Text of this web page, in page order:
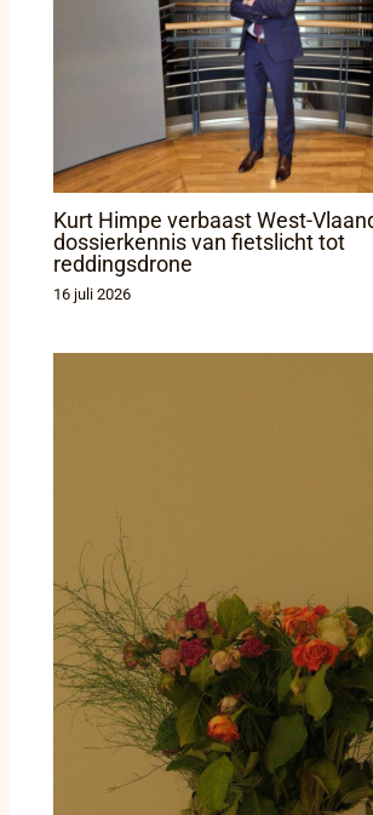
Kurt Himpe verbaast West-
dossierkennis van fietslicht tot
reddingsdrone
16 juli 2026